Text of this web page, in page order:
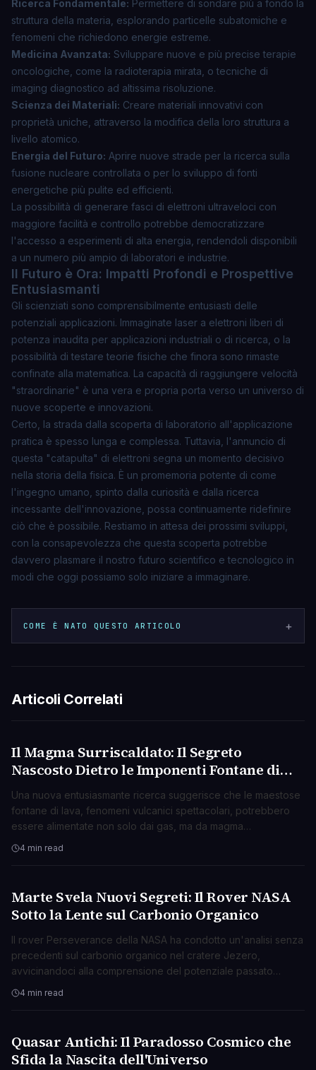
Ricerca Fondamentale: Permettere di sondare più a fondo la
struttura della materia, esplorando particelle subatomiche e
fenomeni che richiedono energie estreme.
Medicina Avanzata: Sviluppare nuove e più precise terapie
oncologiche, come la radioterapia mirata, o tecniche di
imaging diagnostico ad altissima risoluzione.
Scienza dei Materiali: Creare materiali innovativi con
proprietà uniche, attraverso la modifica della loro struttura a
livello atomico.
Energia del Futuro: Aprire nuove strade per la ricerca sulla
fusione nucleare controllata o per lo sviluppo di fonti
energetiche più pulite ed efficienti.
La possibilità di generare fasci di elettroni ultraveloci con
maggiore facilità e controllo potrebbe democratizzare
l'accesso a esperimenti di alta energia, rendendoli disponibili
a un numero più ampio di laboratori e industrie.
Il Futuro è Ora: Impatti Profondi e Prospettive
Entusiasmanti
Gli scienziati sono comprensibilmente entusiasti delle
potenziali applicazioni. Immaginate laser a elettroni liberi di
potenza inaudita per applicazioni industriali o di ricerca, o la
possibilità di testare teorie fisiche che finora sono rimaste
confinate alla matematica. La capacità di raggiungere velocità
"straordinarie" è una vera e propria porta verso un universo di
nuove scoperte e innovazioni.
Certo, la strada dalla scoperta di laboratorio all'applicazione
pratica è spesso lunga e complessa. Tuttavia, l'annuncio di
questa "catapulta" di elettroni segna un momento decisivo
nella storia della fisica. È un promemoria potente di come
l'ingegno umano, spinto dalla curiosità e dalla ricerca
incessante dell'innovazione, possa continuamente ridefinire
ciò che è possibile. Restiamo in attesa dei prossimi sviluppi,
con la consapevolezza che questa scoperta potrebbe
davvero plasmare il nostro futuro scientifico e tecnologico in
modi che oggi possiamo solo iniziare a immaginare.
COME È NATO QUESTO ARTICOLO +
Articoli Correlati
SCIENZA
Il Magma Surriscaldato: Il Segreto
Nascosto Dietro le Imponenti Fontane di
Lava?
Una nuova entusiasmante ricerca suggerisce che le maestose
fontane di lava, fenomeni vulcanici spettacolari, potrebbero
essere alimentate non solo dai gas, ma da magma
surriscaldato che si espande violentemente.
4 min read
SCIENZA
Marte Svela Nuovi Segreti: Il Rover NASA
Sotto la Lente sul Carbonio Organico
Il rover Perseverance della NASA ha condotto un'analisi senza
precedenti sul carbonio organico nel cratere Jezero,
avvicinandoci alla comprensione del potenziale passato
biologico di Marte.
4 min read
SCIENZA
Quasar Antichi: Il Paradosso Cosmico che
Sfida la Nascita dell'Universo